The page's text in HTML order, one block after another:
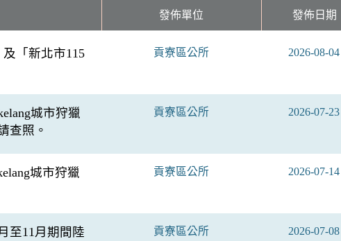
發佈單位 發佈日期
「新北市115
貢寮區公所 2026-08-04
城市狩獵
查照。
貢寮區公所 2026-07-23
城市狩獵
貢寮區公所 2026-07-14
至11月期間陸
貢寮區公所 2026-07-08